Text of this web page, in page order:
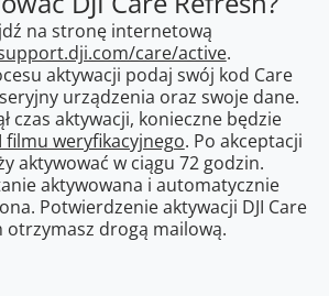
na stronę internetową
care/active.
aktywacji podaj swój kod Care
urządzenia oraz swoje dane.
czas aktywacji, konieczne będzie
filmu weryfikacyjnego. Po akceptacji
aktywować w ciągu 72 godzin.
aktywowana i automatycznie
Potwierdzenie aktywacji DJI Care
otrzymasz drogą mailową.